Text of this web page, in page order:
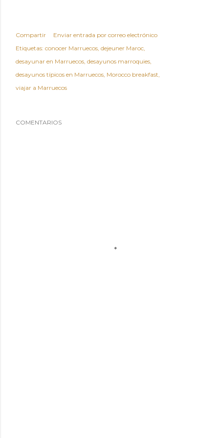
Compartir
Enviar entrada por correo electrónico
Etiquetas: conocer Marruecos dejeuner Maroc
desayunar en Marruecos desayunos marroquies
desayunos típicos en Marruecos Morocco breakfast
viajar a Marruecos
COMENTARIOS